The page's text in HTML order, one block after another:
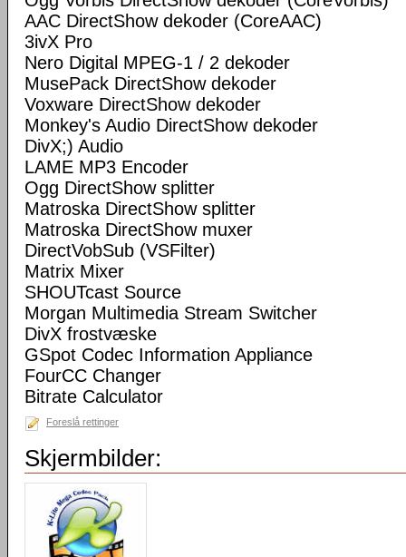
AAC DirectShow dekoder (CoreAAC)
3ivX Pro
Nero Digital MPEG-1 / 2 dekoder
MusePack DirectShow dekoder
Voxware DirectShow dekoder
Monkey's Audio DirectShow dekoder
DivX;) Audio
LAME MP3 Encoder
Ogg DirectShow splitter
Matroska DirectShow splitter
Matroska DirectShow muxer
DirectVobSub (VSFilter)
Matrix Mixer
SHOUTcast Source
Morgan Multimedia Stream Switcher
DivX frostvæske
GSpot Codec Information Appliance
FourCC Changer
Bitrate Calculator
Foreslå rettinger
Skjermbilder: